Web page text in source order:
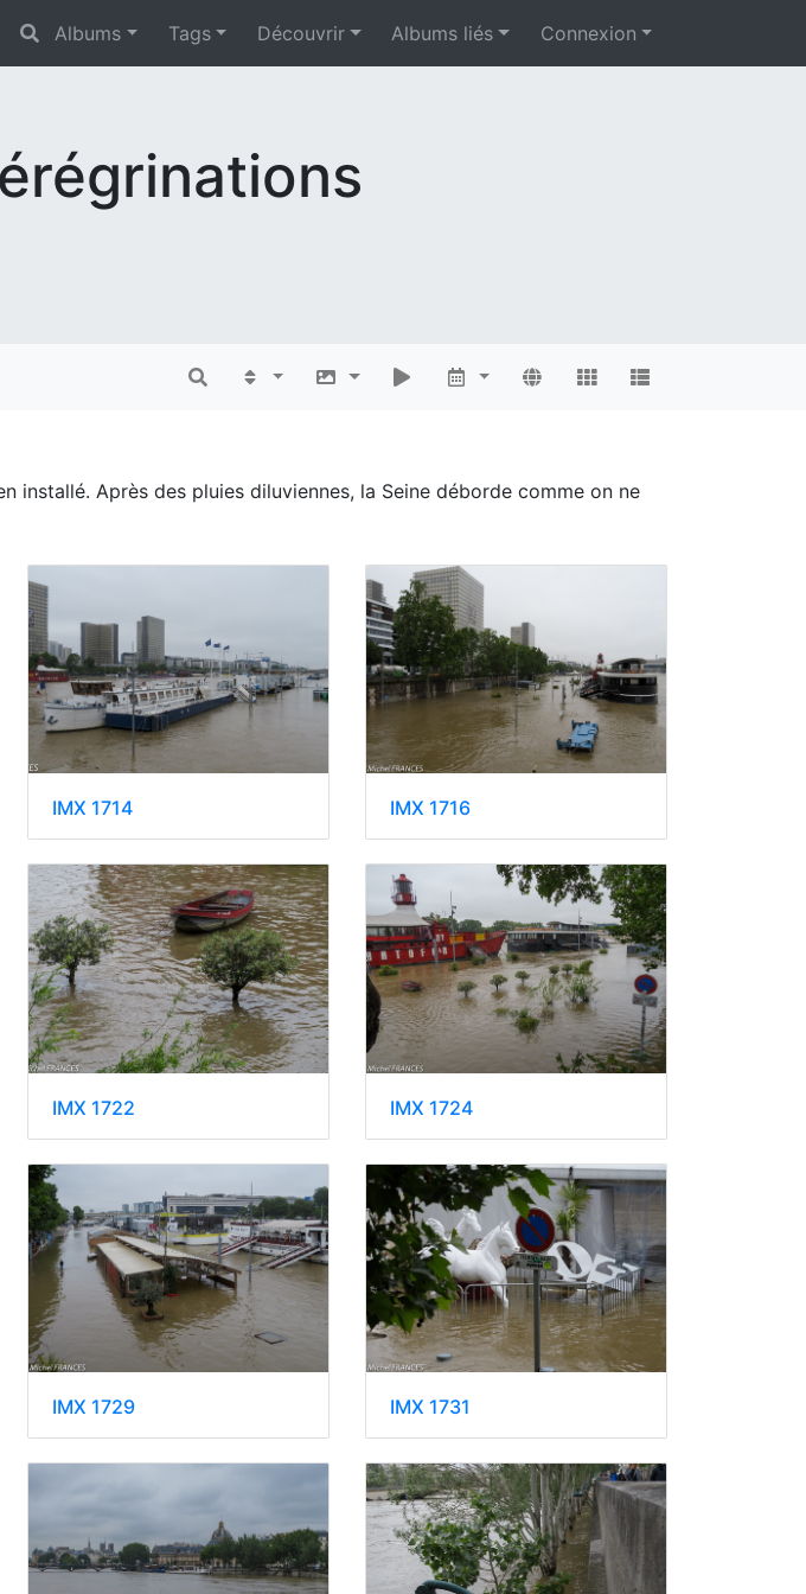
Albums Tags Découvrir Albums liés Connexion
Après des pluies diluviennes, la Seine déborde comme on ne
IMX 1714 IMX 1716
IMX 1722 IMX 1724
IMX 1729 IMX 1731